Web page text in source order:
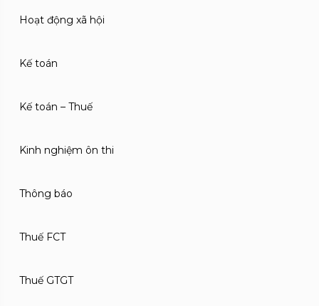
Hoạt động xã hội
Kế toán
Kế toán – Thuế
Kinh nghiệm ôn thi
Thông báo
Thuế FCT
Thuế GTGT